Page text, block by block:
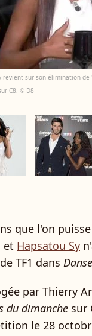
revient sur son élimination
C8. © D8
que l'on
et Hapsatou Sy
TF1 dans
par Thierry
du dimanche sur
le 28